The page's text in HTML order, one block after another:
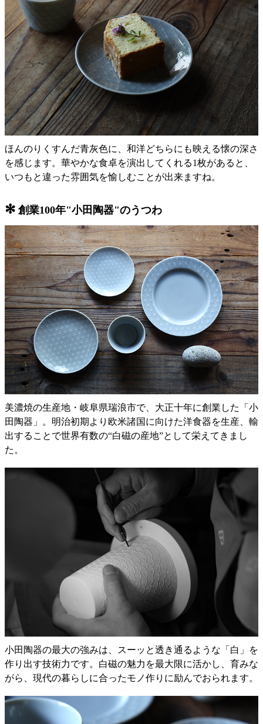
ほんのりくすんだ青灰色に、和洋どちらにも映える懐の深さ
を感じます。華やかな食卓を演出してくれる1枚があると、
いつもと違った雰囲気を愉しむことが出来ますね。
✻ 創業100年"小田陶器"のうつわ
美濃焼の生産地・岐阜県瑞浪市で、大正十年に創業した「小
田陶器」。明治初期より欧米諸国に向けた洋食器を生産、輸
出することで世界有数の“白磁の産地”として栄えてきまし
た。
小田陶器の最大の強みは、スーッと透き通るような「白」を
作り出す技術力です。白磁の魅力を最大限に活かし、育みな
がら、現代の暮らしに合ったモノ作りに励んでおられます。